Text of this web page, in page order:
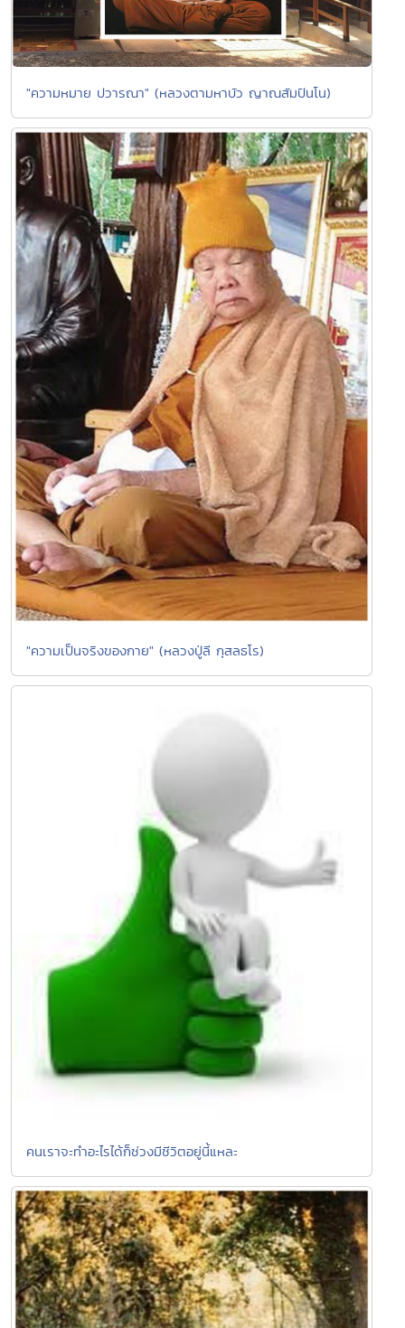
"ความหมาย ปวารณา" (หลวงตามหาบัว ญาณสัมปันโน)
"ความเป็นจริงของกาย" (หลวงปู่ลี กุสลธโร)
คนเราจะทำอะไรได้ก็ช่วงมีชีวิตอยู่นี้แหละ